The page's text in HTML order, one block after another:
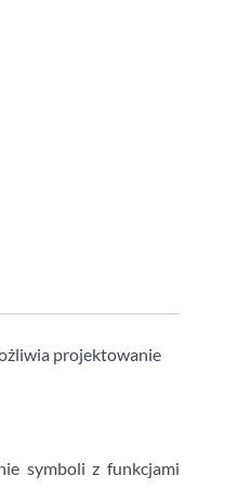
projektowanie
symboli z funkcjami